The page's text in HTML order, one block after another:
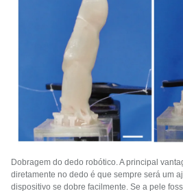
Dobragem do dedo robótico. A principal
diretamente no dedo é que sempre será um
dispositivo se dobre facilmente. Se a pele